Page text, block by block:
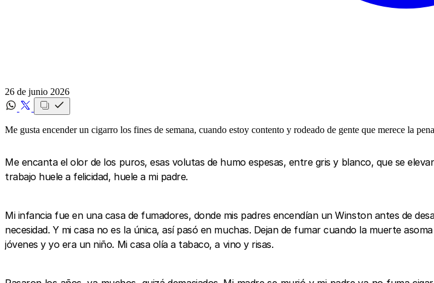
26 de junio 2026
Me gusta encender un cigarro los fines de semana, cuando estoy contento y rodeado de gente que merece la
Me encanta el olor de los puros, esas volutas de humo espesas, entre gris y blanco, que se
trabajo huele a felicidad, huele a mi padre.
Mi infancia fue en una casa de fumadores, donde mis padres encendían un Winston antes de
necesidad. Y mi casa no es la única, así pasó en muchas. Dejan de fumar cuando la muerte
jóvenes y yo era un niño. Mi casa olía a tabaco, a vino y risas.